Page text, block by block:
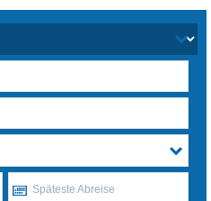
Späteste Abreise